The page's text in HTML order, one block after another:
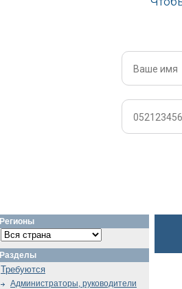
Регионы
Разделы
Требуются
Администраторы, руководители